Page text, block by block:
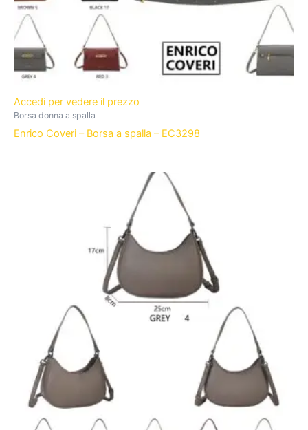
Accedi per vedere il prezzo
Borsa donna a spalla
Enrico Coveri – Borsa a spalla – EC3298